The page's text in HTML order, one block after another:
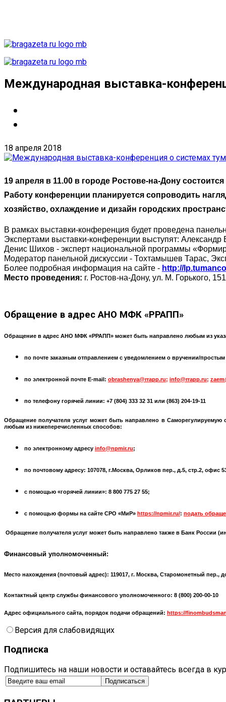
Международная выставка-
18 апреля 2018
19 апреля в 11.00 в городе Ростове-на-Дону
Работу конференции планируется сопроводить
хозяйство, охлаждение и дизайн городских
В рамках выставки-конференция будет проведена
Экспертами выставки-конференции выступят:
Денис Шихов - эксперт национальной программы
Модератор панельной дискуссии - Тохтамышев Тарас,
Более подробная информация на сайте - http://
Место проведения: г. Ростов-на-Дону, ул. М. Горького,
Обращение в адрес АНО МФК «РРАПП»
Обращение в адрес АНО МФК «РРАПП» может быть направлено любым из
по почте заказным отправлением с уведомлением о вручении/
по электронной почте E-mail: obrashenya@rrapp.ru; info@rrapp.ru;
по телефону горячей линии: +7 (804) 333 32 31 или (863) 204-19-11
Обращение получателя услуг может быть направлено в Саморегулируемую
любым из нижеперечисленных способов:
по электронному адресу info@npmir.ru;
по почтовому адресу: 107078, г.Москва, Орликов пер., д.5, стр.2, офис
с помощью «горячей линии»: 8 800 775 27 55;
с помощью формы на сайте СРО «МиР» https://npmir.ru/: подать
Обращение получателя услуг может быть направлено также в Банк России (
Финансовый уполномоченный:
Место нахождения (почтовый адрес): 119017, г. Москва, Старомонетный пер.,
Контактный центр службы финансового уполномоченного: 8 (800) 200-00-10
Адрес официального сайта, порядок подачи обращений: https://
Версия для слабовидящих
Подписка
Подпишитесь на наши новости и оставайтесь всегда в